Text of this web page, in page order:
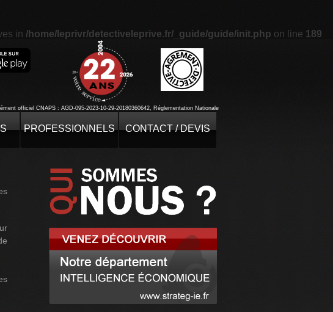
in /home/leprivr/detectiveleprive.fr/_guide/guide/init.php on line 189
officiel CNAPS : AGD-095-2023-10-29-20180360642, Réglementation Nationale
PROFESSIONNELS CONTACT / DEVIS